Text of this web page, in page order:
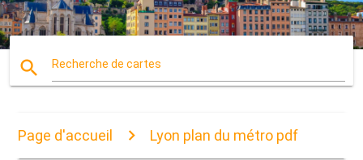
search Recherche de cartes
Page d'accueil Lyon plan du métro pdf